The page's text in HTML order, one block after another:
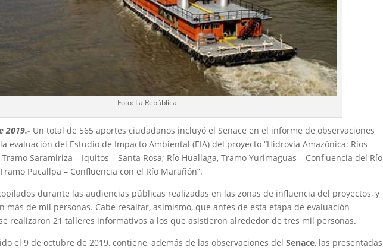
Foto: La República
2019.- Un total de 565 aportes ciudadanos incluyó el Senace en el informe de observaciones
evaluación del Estudio de Impacto Ambiental (EIA) del proyecto “Hidrovía Amazónica: Ríos
Saramiriza – Iquitos – Santa Rosa; Río Huallaga, Tramo Yurimaguas – Confluencia del Río
Pucallpa – Confluencia con el Río Marañón”.
durante las audiencias públicas realizadas en las zonas de influencia del proyectos, y
más de mil personas. Cabe resaltar, asimismo, que antes de esta etapa de evaluación
realizaron 21 talleres informativos a los que asistieron alrededor de tres mil personas.
el 9 de octubre de 2019, contiene, además de las observaciones del Senace, las presentadas